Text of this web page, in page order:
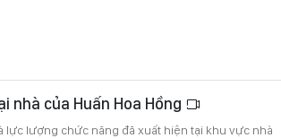
nhà của Huấn Hoa Hồng
lực lượng chức năng đã xuất hiện tại khu vực nhà